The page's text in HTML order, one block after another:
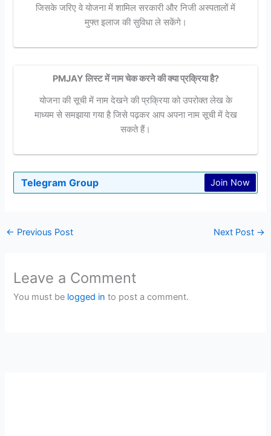
जिसके जरिए वे योजना में शामिल सरकारी और निजी अस्पतालों में
मुफ्त इलाज की सुविधा ले सकेंगे।
PMJAY लिस्ट में नाम चेक करने की क्या प्रक्रिया है?
योजना की सूची में नाम देखने की प्रक्रिया को उपरोक्त लेख के
माध्यम से समझाया गया है जिसे पढ़कर आप अपना नाम सूची में देख
सकते हैं।
Telegram Group Join Now
← Previous Post Next Post →
Leave a Comment
You must be logged in to post a comment.